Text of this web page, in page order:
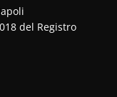
del Registro